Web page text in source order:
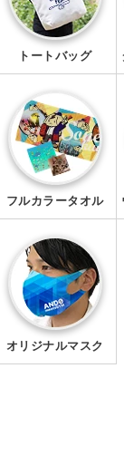
トートバッグ
フルカラータオル
オリジナルマスク